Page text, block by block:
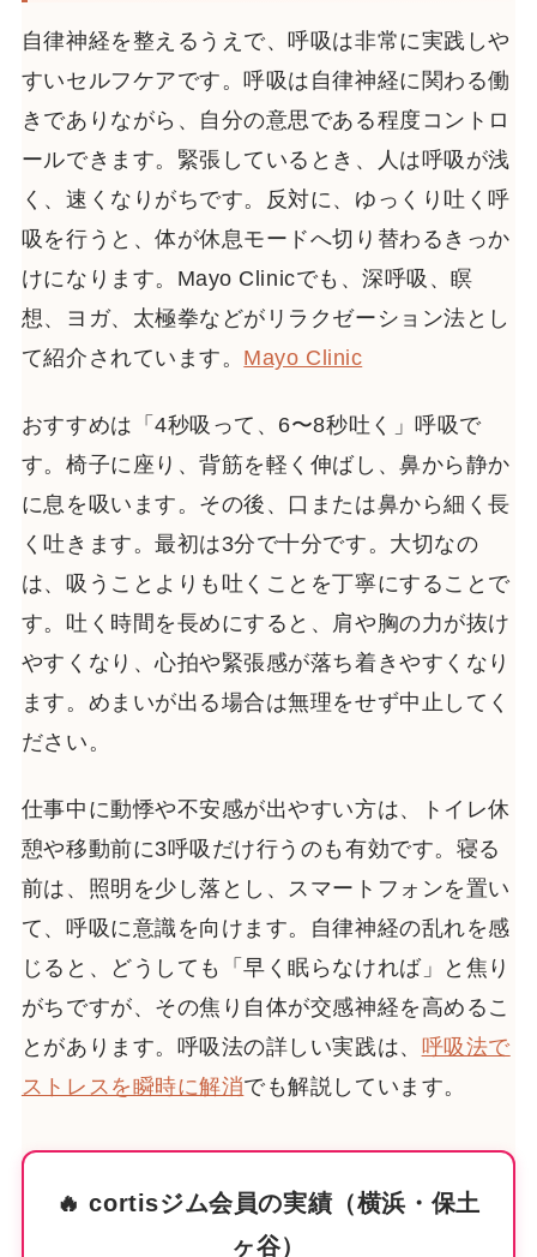
自律神経を整えるうえで、呼吸は非常に実践しや
すいセルフケアです。呼吸は自律神経に関わる働
きでありながら、自分の意思である程度コントロ
ールできます。緊張しているとき、人は呼吸が浅
く、速くなりがちです。反対に、ゆっくり吐く呼
吸を行うと、体が休息モードへ切り替わるきっか
けになります。Mayo Clinicでも、深呼吸、瞑
想、ヨガ、太極拳などがリラクゼーション法とし
て紹介されています。 Mayo Clinic
おすすめは「4秒吸って、6〜8秒吐く」呼吸で
す。椅子に座り、背筋を軽く伸ばし、鼻から静か
に息を吸います。その後、口または鼻から細く長
く吐きます。最初は3分で十分です。大切なの
は、吸うことよりも吐くことを丁寧にすることで
す。吐く時間を長めにすると、肩や胸の力が抜け
やすくなり、心拍や緊張感が落ち着きやすくなり
ます。めまいが出る場合は無理をせず中止してく
ださい。
仕事中に動悸や不安感が出やすい方は、トイレ休
憩や移動前に3呼吸だけ行うのも有効です。寝る
前は、照明を少し落とし、スマートフォンを置い
て、呼吸に意識を向けます。自律神経の乱れを感
じると、どうしても「早く眠らなければ」と焦り
がちですが、その焦り自体が交感神経を高めるこ
とがあります。呼吸法の詳しい実践は、 呼吸法で
ストレスを瞬時に解消でも解説しています。
🔥 cortisジム会員の実績（横浜・保土
ヶ谷）